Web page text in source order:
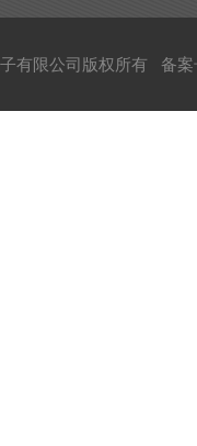
有限公司版权所有 备案